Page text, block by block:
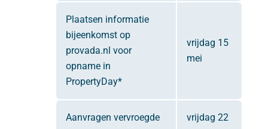
Plaatsen informatie
bijeenkomst op
provada.nl voor
opname in
PropertyDay*
vrijdag 15
mei
Aanvragen vervroegde
vrijdag 22